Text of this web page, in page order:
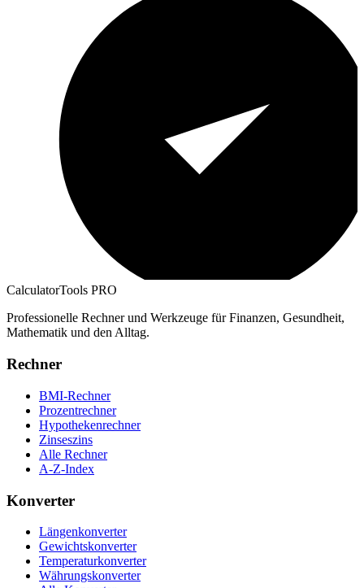
CalculatorTools PRO
Professionelle Rechner und Werkzeuge für Finanzen, Gesundheit,
Mathematik und den Alltag.
Rechner
BMI-Rechner
Prozentrechner
Hypothekenrechner
Zinseszins
Alle Rechner
A-Z-Index
Konverter
Längenkonverter
Gewichtskonverter
Temperaturkonverter
Währungskonverter